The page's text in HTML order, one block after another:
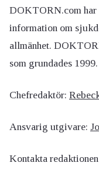
DOKTORN.com har
information om
allmänhet.
som grundades 1999.
Chefredaktör:
Ansvarig utgivare:
Kontakta